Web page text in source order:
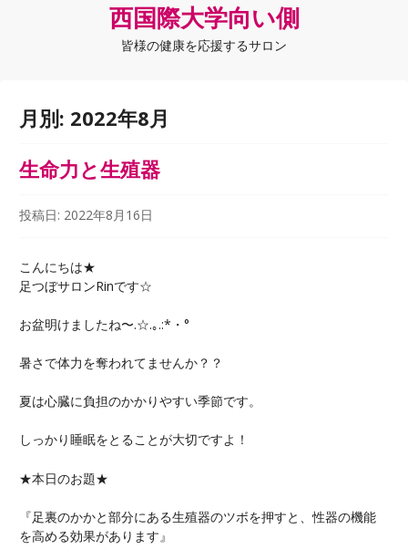
西国際大学向い側
皆様の健康を応援するサロン
月別: 2022年8月
生命力と生殖器
投稿日: 2022年8月16日
こんにちは★
足つぼサロンRinです☆
お盆明けましたね〜.☆.｡.:*・°
暑さで体力を奪われてませんか？？
夏は心臓に負担のかかりやすい季節です。
しっかり睡眠をとることが大切ですよ！
★本日のお題★
『足裏のかかと部分にある生殖器のツボを押すと、性器の機能
を高める効果があります』